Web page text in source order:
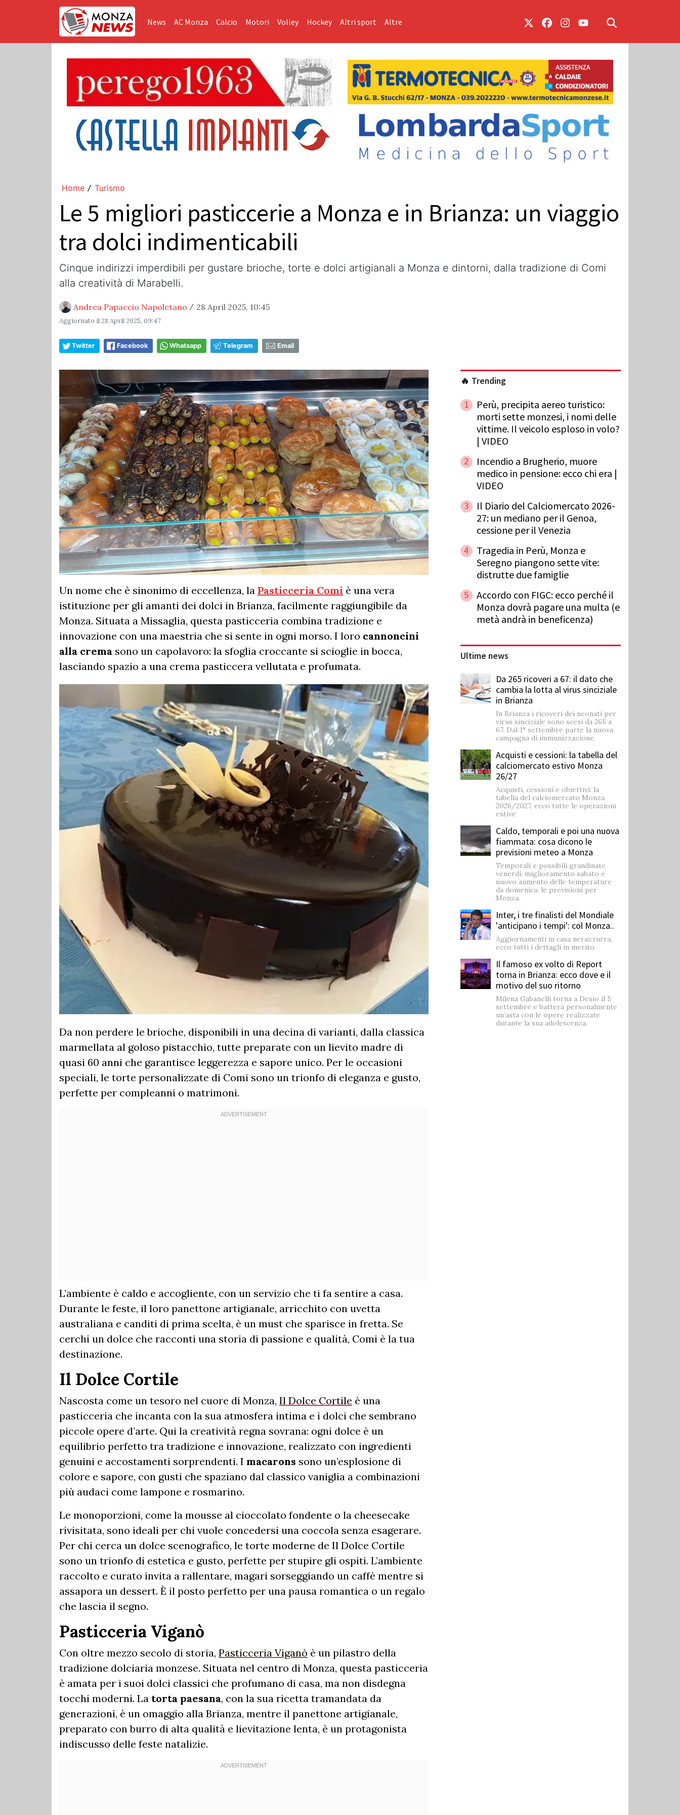
News AC Monza Calcio Motori Volley Hockey Altri sport Altre
Home / Turismo
Le 5 migliori pasticcerie a Monza e in Brianza: un viaggio
tra dolci indimenticabili
Cinque indirizzi imperdibili per gustare brioche, torte e dolci artigianali a Monza e dintorni, dalla tradizione di Comi
alla creatività di Marabelli.
Andrea Papaccio Napoletano / 28 April 2025, 10:45
Aggiornato il28 April 2025, 09:47
Twitter Facebook Whatsapp Telegram Email
Un nome che è sinonimo di eccellenza, la Pasticceria Comi è una vera
istituzione per gli amanti dei dolci in Brianza, facilmente raggiungibile da
Monza. Situata a Missaglia, questa pasticceria combina tradizione e
innovazione con una maestria che si sente in ogni morso. I loro cannoncini
alla crema sono un capolavoro: la sfoglia croccante si scioglie in bocca,
lasciando spazio a una crema pasticcera vellutata e profumata.
Da non perdere le brioche, disponibili in una decina di varianti, dalla classica
marmellata al goloso pistacchio, tutte preparate con un lievito madre di
quasi 60 anni che garantisce leggerezza e sapore unico. Per le occasioni
speciali, le torte personalizzate di Comi sono un trionfo di eleganza e gusto,
perfette per compleanni o matrimoni.
L’ambiente è caldo e accogliente, con un servizio che ti fa sentire a casa.
Durante le feste, il loro panettone artigianale, arricchito con uvetta
australiana e canditi di prima scelta, è un must che sparisce in fretta. Se
cerchi un dolce che racconti una storia di passione e qualità, Comi è la tua
destinazione.
Il Dolce Cortile
Nascosta come un tesoro nel cuore di Monza, Il Dolce Cortile è una
pasticceria che incanta con la sua atmosfera intima e i dolci che sembrano
piccole opere d’arte. Qui la creatività regna sovrana: ogni dolce è un
equilibrio perfetto tra tradizione e innovazione, realizzato con ingredienti
genuini e accostamenti sorprendenti. I macarons sono un’esplosione di
colore e sapore, con gusti che spaziano dal classico vaniglia a combinazioni
più audaci come lampone e rosmarino.
Le monoporzioni, come la mousse al cioccolato fondente o la cheesecake
rivisitata, sono ideali per chi vuole concedersi una coccola senza esagerare.
Per chi cerca un dolce scenografico, le torte moderne de Il Dolce Cortile
sono un trionfo di estetica e gusto, perfette per stupire gli ospiti. L’ambiente
raccolto e curato invita a rallentare, magari sorseggiando un caffè mentre si
assapora un dessert. È il posto perfetto per una pausa romantica o un regalo
che lascia il segno.
Pasticceria Viganò
Con oltre mezzo secolo di storia, Pasticceria Viganò è un pilastro della
tradizione dolciaria monzese. Situata nel centro di Monza, questa pasticceria
è amata per i suoi dolci classici che profumano di casa, ma non disdegna
tocchi moderni. La torta paesana, con la sua ricetta tramandata da
generazioni, è un omaggio alla Brianza, mentre il panettone artigianale,
preparato con burro di alta qualità e lievitazione lenta, è un protagonista
indiscusso delle feste natalizie.
🔥 Trending
1
Perù, precipita aereo turistico:
morti sette monzesi, i nomi delle
vittime. Il veicolo esploso in volo?
| VIDEO
2
Incendio a Brugherio, muore
medico in pensione: ecco chi era |
VIDEO
3
Il Diario del Calciomercato 2026-
27: un mediano per il Genoa,
cessione per il Venezia
4
Tragedia in Perù, Monza e
Seregno piangono sette vite:
distrutte due famiglie
5
Accordo con FIGC: ecco perché il
Monza dovrà pagare una multa (e
metà andrà in beneficenza)
Ultime news
Da 265 ricoveri a 67: il dato che
cambia la lotta al virus sinciziale
in Brianza
In Brianza i ricoveri dei neonati per
virus sinciziale sono scesi da 265 a
67. Dal 1° settembre parte la nuova
campagna di immunizzazione.
Acquisti e cessioni: la tabella del
calciomercato estivo Monza
26/27
Acquisti, cessioni e obiettivi: la
tabella del calciomercato Monza
2026/2027, ecco tutte le operazioni
estive
Caldo, temporali e poi una nuova
fiammata: cosa dicono le
previsioni meteo a Monza
Temporali e possibili grandinate
venerdì, miglioramento sabato e
nuovo aumento delle temperature
da domenica: le previsioni per
Monza.
Inter, i tre finalisti del Mondiale
'anticipano i tempi': col Monza..
Aggiornamenti in casa nerazzurra,
ecco tutti i dettagli in merito
Il famoso ex volto di Report
torna in Brianza: ecco dove e il
motivo del suo ritorno
Milena Gabanelli torna a Desio il 5
settembre e batterà personalmente
un’asta con le opere realizzate
durante la sua adolescenza.